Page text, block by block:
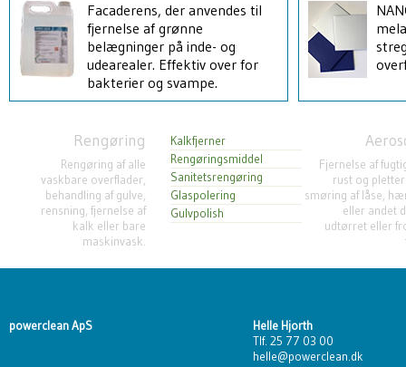
Facaderens, der anvendes til
fjernelse af grønne
belægninger på inde- og
udearealer. Effektiv over for
bakterier og svampe.
Rengøring
Rengøring af alle
vaskbare overflader,
behandling af gulve,
rensning, fjernelse af
kalk eller bare
maskinvask.
Kalkfjerner
Rengøringsmiddel
Sanitetsrengøring
Glaspolering
Gulvpolish
Fjernelse af
rust og
smøring af låse,
eller andet
udtørret eller
powerclean ApS
Helle Hjorth
Tlf. 25 77 03 00
helle@powerclean.dk